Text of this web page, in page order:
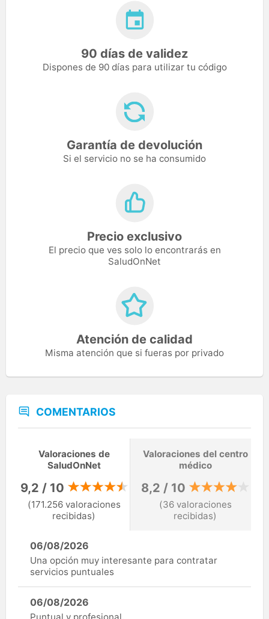
90 días de validez
Dispones de 90 días para utilizar tu código
Garantía de devolución
Si el servicio no se ha consumido
Precio exclusivo
El precio que ves solo lo encontrarás en
SaludOnNet
Atención de calidad
Misma atención que si fueras por privado
COMENTARIOS
Valoraciones de
SaludOnNet
9,2 / 10
(171.256 valoraciones
recibidas)
Valoraciones del centro
médico
8,2 / 10
(36 valoraciones
recibidas)
06/08/2026
Una opción muy interesante para contratar
servicios puntuales
06/08/2026